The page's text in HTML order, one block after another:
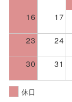
16 17
23 24
30 31
休日